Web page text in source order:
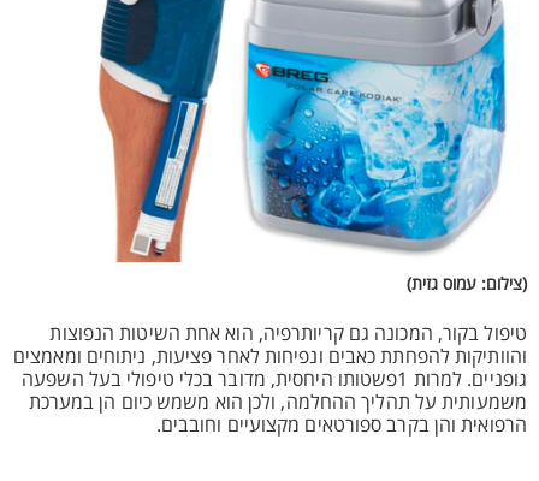
(צילום: עמוס גזית)
טיפול בקור, המכונה גם קריותרפיה, הוא אחת השיטות הנפוצות
והוותיקות להפחתת כאבים ונפיחות לאחר פציעות, ניתוחים ומאמצים
גופניים. למרות 1פשטותו היחסית, מדובר בכלי טיפולי בעל השפעה
משמעותית על תהליך ההחלמה, ולכן הוא משמש כיום הן במערכת
הרפואית והן בקרב ספורטאים מקצועיים וחובבים.